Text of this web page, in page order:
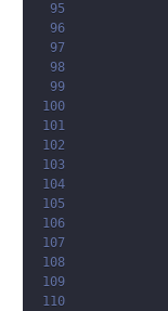
95
96
97
98
99
100
101
102
103
104
105
106
107
108
109
110